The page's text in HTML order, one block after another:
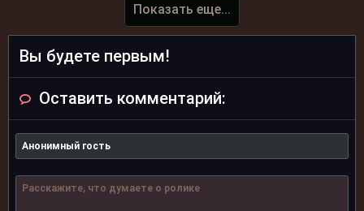
Показать еще...
Вы будете первым!
Оставить комментарий: